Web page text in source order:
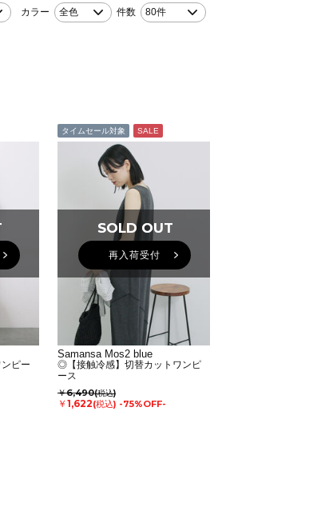
カラー 全色 件数 80件
ピー
タイムセール対象 SALE
SOLD OUT
SOLD OUT
再入荷受付
Samansa Mos2 blue
◎【接触冷感】切替カットワンピ
ース
￥6,490(税込)
￥1,622(税込) -75%OFF-